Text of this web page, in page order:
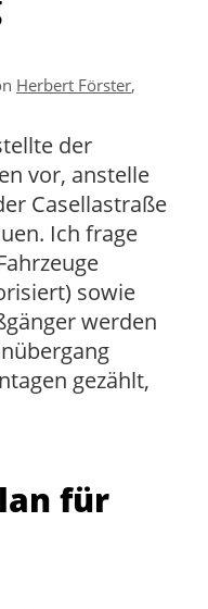
Herbert Förster,
der
vor, anstelle
Casellastraße
Ich frage
sowie
werden
gezählt,
für